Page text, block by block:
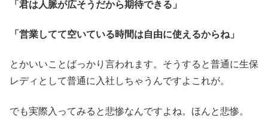
「君は人脈が広そうだから期待できる」
「営業してて空いている時間は自由に使えるからね」
とかいいことばっかり言われます。そうすると普通に生保
レディとして普通に入社しちゃうんですよこれが。
でも実際入ってみると悲惨なんですよね。ほんと悲惨。